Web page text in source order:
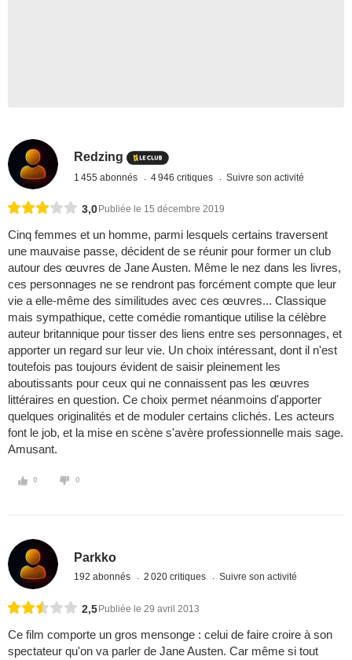
Redzing
1 455 abonnés 4 946 critiques Suivre son activité
3,0 Publiée le 15 décembre 2019
Cinq femmes et un homme, parmi lesquels certains traversent
une mauvaise passe, décident de se réunir pour former un club
autour des œuvres de Jane Austen. Même le nez dans les livres,
ces personnages ne se rendront pas forcément compte que leur
vie a elle-même des similitudes avec ces œuvres... Classique
mais sympathique, cette comédie romantique utilise la célèbre
auteur britannique pour tisser des liens entre ses personnages, et
apporter un regard sur leur vie. Un choix intéressant, dont il n'est
toutefois pas toujours évident de saisir pleinement les
aboutissants pour ceux qui ne connaissent pas les œuvres
littéraires en question. Ce choix permet néanmoins d'apporter
quelques originalités et de moduler certains clichés. Les acteurs
font le job, et la mise en scène s'avère professionnelle mais sage.
Amusant.
0 0
Parkko
192 abonnés 2 020 critiques Suivre son activité
2,5 Publiée le 29 avril 2013
Ce film comporte un gros mensonge : celui de faire croire à son
spectateur qu'on va parler de Jane Austen. Car même si tout